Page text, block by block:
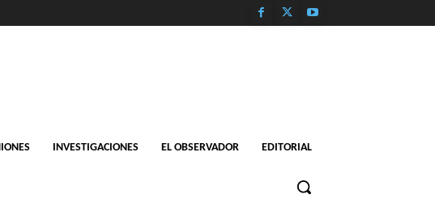
INVESTIGACIONES EL OBSERVADOR EDITORIAL